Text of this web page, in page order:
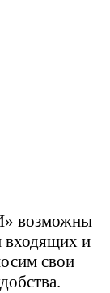
возможны
входящих и
свои